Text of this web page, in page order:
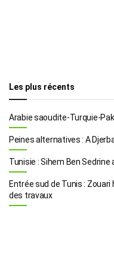
Les plus récents
Arabie saoudite-Turquie-
Peines alternatives : A
Tunisie : Sihem Ben
Entrée sud de Tunis :
des travaux